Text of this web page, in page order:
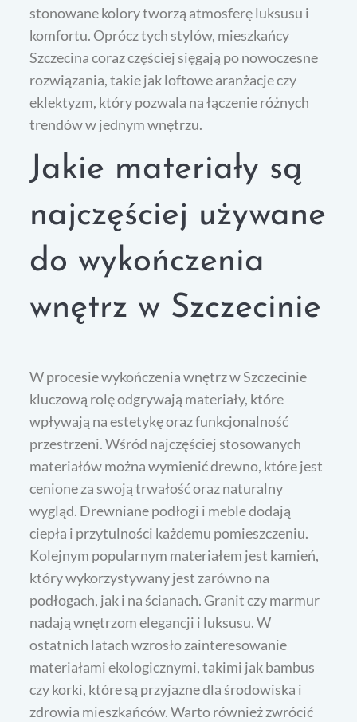
stonowane kolory tworzą atmosferę luksusu i
komfortu. Oprócz tych stylów, mieszkańcy
Szczecina coraz częściej sięgają po nowoczesne
rozwiązania, takie jak loftowe aranżacje czy
eklektyzm, który pozwala na łączenie różnych
trendów w jednym wnętrzu.
Jakie materiały są
najczęściej używane
do wykończenia
wnętrz w Szczecinie
W procesie wykończenia wnętrz w Szczecinie
kluczową rolę odgrywają materiały, które
wpływają na estetykę oraz funkcjonalność
przestrzeni. Wśród najczęściej stosowanych
materiałów można wymienić drewno, które jest
cenione za swoją trwałość oraz naturalny
wygląd. Drewniane podłogi i meble dodają
ciepła i przytulności każdemu pomieszczeniu.
Kolejnym popularnym materiałem jest kamień,
który wykorzystywany jest zarówno na
podłogach, jak i na ścianach. Granit czy marmur
nadają wnętrzom elegancji i luksusu. W
ostatnich latach wzrosło zainteresowanie
materiałami ekologicznymi, takimi jak bambus
czy korki, które są przyjazne dla środowiska i
zdrowia mieszkańców. Warto również zwrócić